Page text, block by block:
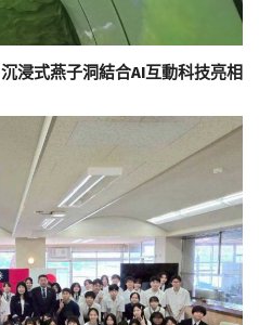
浸式燕子洞結合AI互動科技亮相